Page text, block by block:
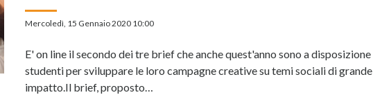
Mercoledì, 15 Gennaio 2020 10:00
E' on line il secondo dei tre brief che anche quest'anno sono a
studenti per sviluppare le loro campagne creative su temi sociali di grande
impatto.Il brief, proposto…